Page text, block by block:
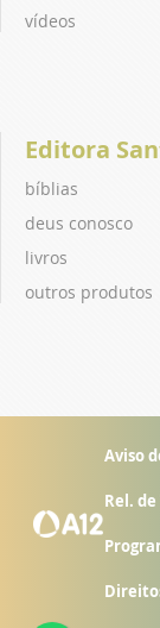
vídeos
Editora
bíblias
deus conosco
livros
outros produtos
Aviso
Rel.